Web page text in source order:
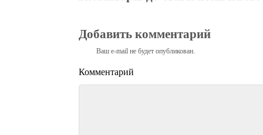
Добавить комментарий
Ваш e-mail не будет опубликован.
Комментарий